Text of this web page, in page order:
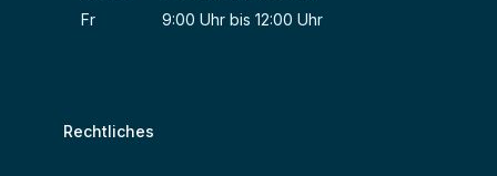
Fr 9:00 Uhr bis 12:00 Uhr
Rechtliches